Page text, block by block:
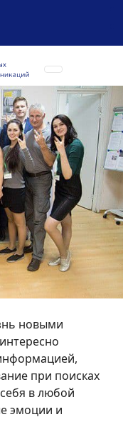
новыми
при поисках
в любой
эмоции и